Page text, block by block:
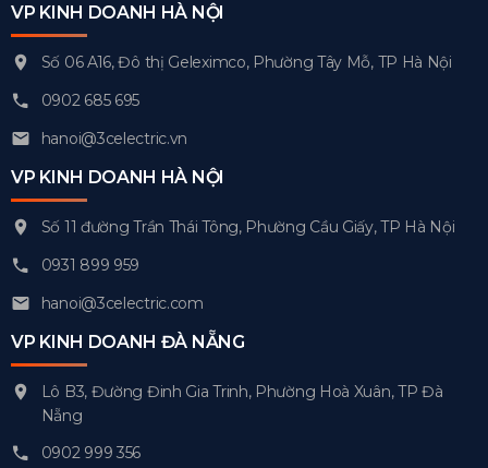
VP KINH DOANH HÀ NỘI
Số 06 A16, Đô thị Geleximco, Phường Tây Mỗ, TP Hà Nội
0902 685 695
hanoi@3celectric.vn
VP KINH DOANH HÀ NỘI
Số 11 đường Trần Thái Tông, Phường Cầu Giấy, TP Hà Nội
0931 899 959
hanoi@3celectric.com
VP KINH DOANH ĐÀ NẴNG
Lô B3, Đường Đinh Gia Trinh, Phường Hoà Xuân, TP Đà
Nẵng
0902 999 356